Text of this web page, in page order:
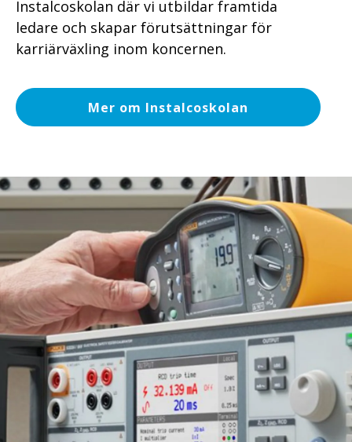
Instalcoskolan där vi utbildar framtida
ledare och skapar förutsättningar för
karriärväxling inom koncernen.
Mer om Instalcoskolan